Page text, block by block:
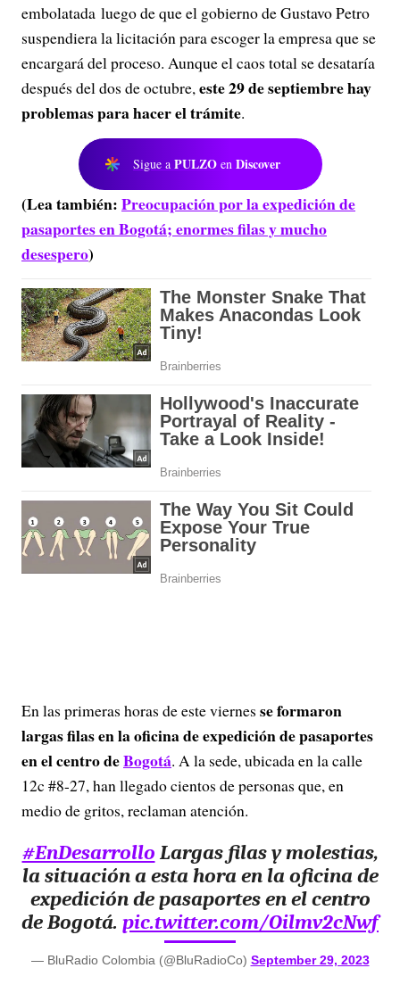
embolatada luego de que el gobierno de Gustavo Petro
suspendiera la licitación para escoger la empresa que se
encargará del proceso. Aunque el caos total se desataría
después del dos de octubre,este 29 de septiembre hay
problemas para hacer el trámite.
Sigue a PULZO en Discover
(Lea también:Preocupación por la expedición de
pasaportes en Bogotá; enormes filas y mucho
desespero)
En las primeras horas de este viernes se formaron
largas filas en la oficina de expedición de pasaportes
en el centro deBogotá. A la sede, ubicada en la calle
12c #8-27, han llegado cientos de personas que, en
medio de gritos, reclaman atención.
#EnDesarrollo Largas filas y molestias,
la situación a esta hora en la oficina de
expedición de pasaportes en el centro
de Bogotá. pic.twitter.com/Oilmv2cNwf
— BluRadio Colombia (@BluRadioCo) September 29, 2023